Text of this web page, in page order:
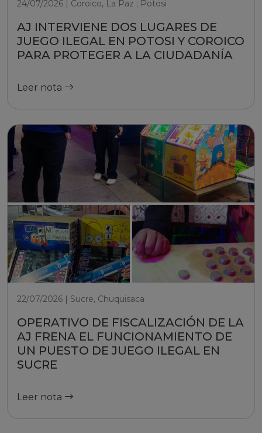
24/07/2026 | Coroico, La Paz ; Potosi
AJ INTERVIENE DOS LUGARES DE
JUEGO ILEGAL EN POTOSI Y COROICO
PARA PROTEGER A LA CIUDADANÍA
Leer nota
22/07/2026 | Sucre, Chuquisaca
OPERATIVO DE FISCALIZACIÓN DE LA
AJ FRENA EL FUNCIONAMIENTO DE
UN PUESTO DE JUEGO ILEGAL EN
SUCRE
Leer nota